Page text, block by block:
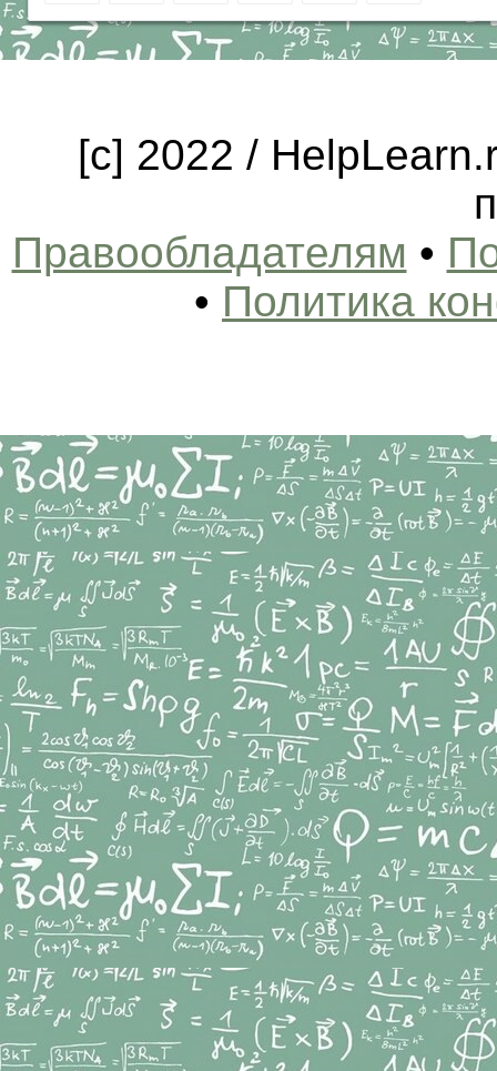
[c] 2022 /
Правообладателям •
• Политика